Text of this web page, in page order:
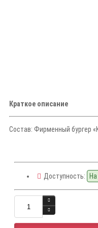
Краткое описание
Состав: Фирменный бургер
Доступность: